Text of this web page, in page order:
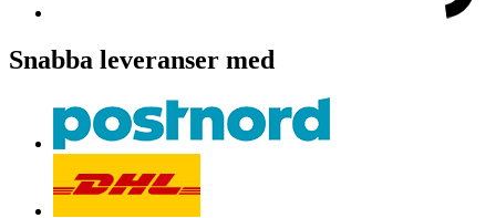
Snabba leveranser med